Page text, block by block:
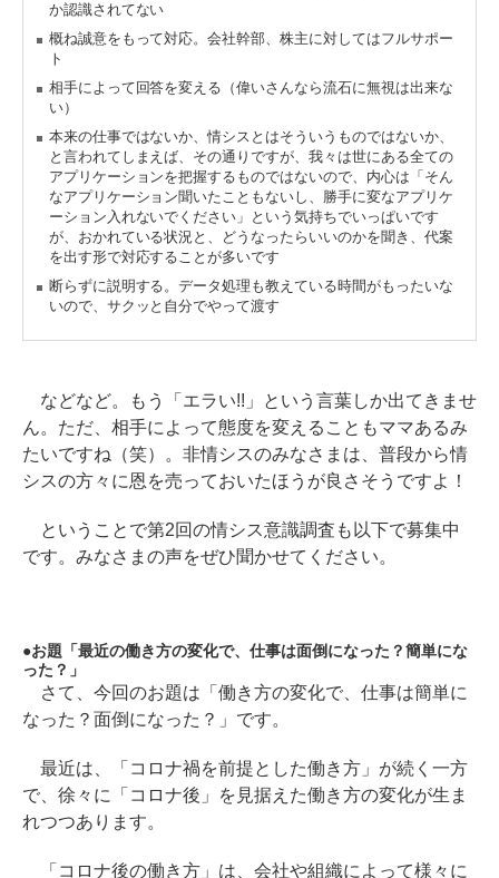
か認識されてない
概ね誠意をもって対応。会社幹部、株主に対してはフルサポー
ト
相手によって回答を変える（偉いさんなら流石に無視は出来な
い）
本来の仕事ではないか、情シスとはそういうものではないか、
と言われてしまえば、その通りですが、我々は世にある全ての
アプリケーションを把握するものではないので、内心は「そん
なアプリケーション聞いたこともないし、勝手に変なアプリケ
ーション入れないでください」という気持ちでいっぱいです
が、おかれている状況と、どうなったらいいのかを聞き、代案
を出す形で対応することが多いです
断らずに説明する。データ処理も教えている時間がもったいな
いので、サクッと自分でやって渡す
などなど。もう「エラい!!」という言葉しか出てきませ
ん。ただ、相手によって態度を変えることもママあるみ
たいですね（笑）。非情シスのみなさまは、普段から情
シスの方々に恩を売っておいたほうが良さそうですよ！
ということで第2回の情シス意識調査も以下で募集中
です。みなさまの声をぜひ聞かせてください。
お題「最近の働き方の変化で、仕事は面倒になった？簡単にな
った？」
さて、今回のお題は「働き方の変化で、仕事は簡単に
なった？面倒になった？」です。
最近は、「コロナ禍を前提とした働き方」が続く一方
で、徐々に「コロナ後」を見据えた働き方の変化が生ま
れつつあります。
「コロナ後の働き方」は、会社や組織によって様々に